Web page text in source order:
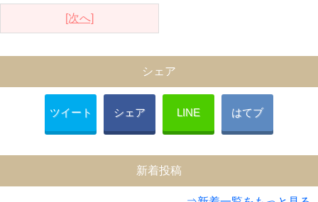
[次へ]
シェア
ツイート シェア LINE はてブ
新着投稿